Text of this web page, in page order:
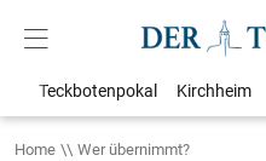
Teckbotenpokal Kirchheim
Home Wer übernimmt?